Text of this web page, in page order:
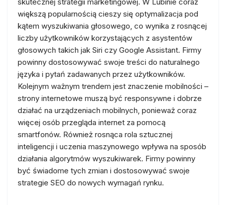
większą popularnością cieszy się optymalizacja pod
kątem wyszukiwania głosowego, co wynika z rosnącej
liczby użytkowników korzystających z asystentów
głosowych takich jak Siri czy Google Assistant. Firmy
powinny dostosowywać swoje treści do naturalnego
języka i pytań zadawanych przez użytkowników.
Kolejnym ważnym trendem jest znaczenie mobilności –
strony internetowe muszą być responsywne i dobrze
działać na urządzeniach mobilnych, ponieważ coraz
więcej osób przegląda internet za pomocą
smartfonów. Również rosnąca rola sztucznej
inteligencji i uczenia maszynowego wpływa na sposób
działania algorytmów wyszukiwarek. Firmy powinny
być świadome tych zmian i dostosowywać swoje
strategie SEO do nowych wymagań rynku.